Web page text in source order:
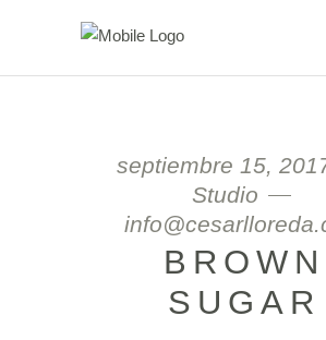
septiembre 15,
Studio
BROWN
SUGAR